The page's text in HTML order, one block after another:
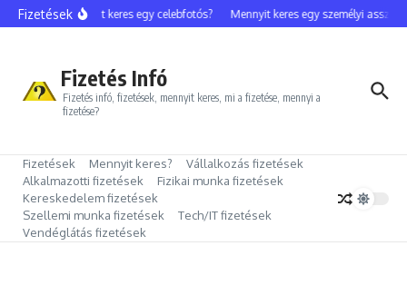
Ugrás a tartalomhoz
FizetésekMennyit keres egy celebfotós? Mennyit keres egy személyi
Fizetés Infó
Fizetés infó, fizetések, mennyit keres, mi a fizetése, mennyi a
fizetése?
Fizetések Mennyit keres?
Vállalkozás fizetések
Alkalmazotti fizetések
Fizikai munka fizetések
Kereskedelem fizetések
Szellemi munka fizetések
Tech/IT fizetések
Vendéglátás fizetések